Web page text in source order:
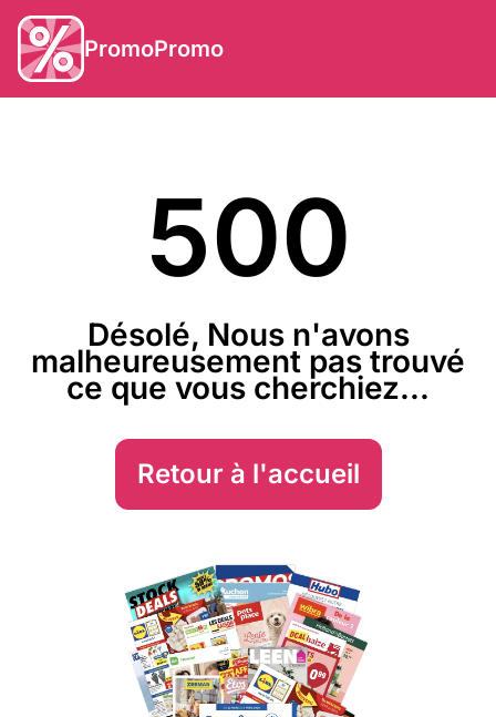
PromoPromo
500
Désolé, Nous n'avons
malheureusement pas trouvé
ce que vous cherchiez...
Retour à l'accueil